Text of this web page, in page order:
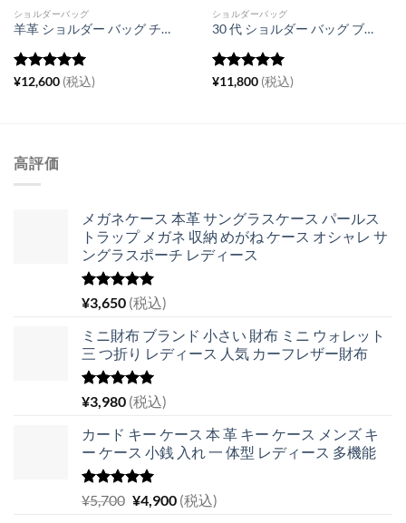
ショルダーバッグ
羊革 ショルダー バッグ チェーン 高 見え 斜め 掛け バッグ レディース 本革 小さい ショルダー バッグ 可愛い ポシェット
5段階中5の
¥12,600(税込)
ショルダーバッグ
30 代 ショルダー バッグ ブランド お 手頃 牛革 斜 めがけ バッグ おしゃれ 太 ベルト
5段階中5の
¥11,800(税込)
高評価
メガネケース 本革 サングラスケース パールス
トラップ メガネ 収納 めがね ケース オシャレ サ
ングラスポーチ レディース
5段階中
5.00
の評価
¥3,650 (税込)
ミニ財布 ブランド 小さい 財布 ミニ ウォレット
三 つ折り レディース 人気 カーフレザー財布
5段階中
5.00
の評価
¥3,980 (税込)
カード キー ケース 本 革 キー ケース メンズ キ
ー ケース 小銭 入れ 一 体型 レディース 多機能
5段階中
5.00
の評価
¥5,700 元
¥4,900現
(税込)